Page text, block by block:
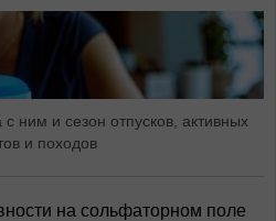
с ним и сезон отпусков, активных
и походов
на сольфаторном поле